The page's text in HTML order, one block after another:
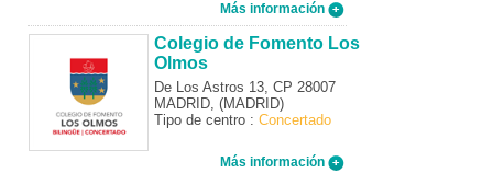
Más información
Colegio de Fomento Los
Olmos
De Los Astros 13, CP 28007
MADRID, (MADRID)
Tipo de centro : Concertado
Más información